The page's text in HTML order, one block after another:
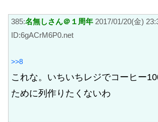
385:名無しさん＠１周年 2017/01/20(金)
ID:6gACrM6P0.net
>>8
これな。いちいちレジでコーヒー
ために列作りたくないわ